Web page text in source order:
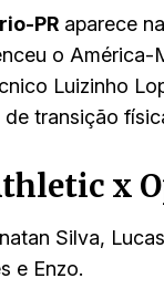
PR aparece
o América-
Luizinho
transição
x
Silva,
e Enzo.